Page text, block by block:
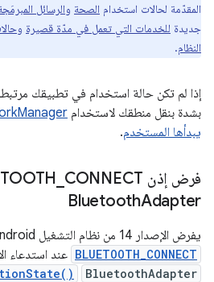
المقدّمة لحالات استخدام الصحة والرسائل
جديدة للخدمات التي تعمل في مدّة قصيرة و
النظام.
إذا لم تكن حالة استخدام في تطبيقك
بشدة بنقل منطقك لاستخدام
يبدأها المستخدم.
فرض إذن BLUETOOTH
BluetoothAdapter
يفرض الإصدار 14 من نظام التشغيل Android إذن
BLUETOOTH_CONNECT عند استدعاء
BluetoothAdapter